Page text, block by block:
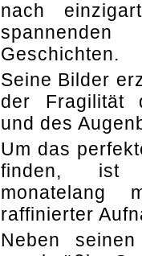
nach
spannenden
Geschichten.
Seine Bilder
der Fragilität
und des
Um das
finden,
monatelang
raffinierter
Neben